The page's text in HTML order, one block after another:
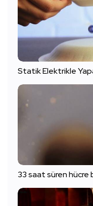
Statik Elektrikle
33 saat süren hücre